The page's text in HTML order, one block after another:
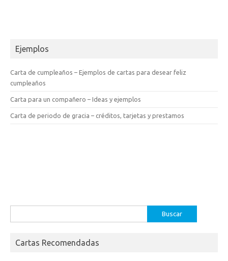
Ejemplos
Carta de cumpleaños – Ejemplos de cartas para desear feliz
cumpleaños
Carta para un compañero – Ideas y ejemplos
Carta de periodo de gracia – créditos, tarjetas y prestamos
Cartas Recomendadas